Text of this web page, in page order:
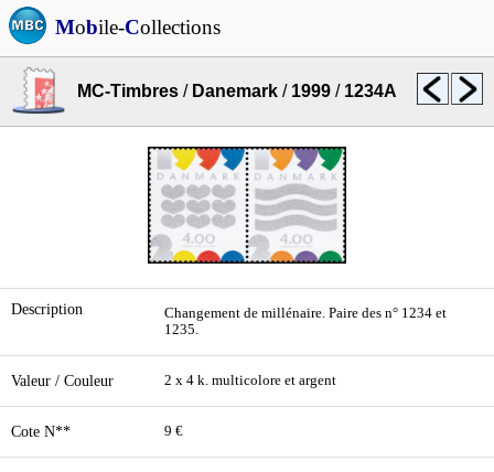
Mobile-Collections
MC-Timbres / Danemark / 1999 / 1234A
Description
Changement de millénaire. Paire des n° 1234 et
1235.
Valeur / Couleur 2 x 4 k. multicolore et argent
Cote N** 9 €